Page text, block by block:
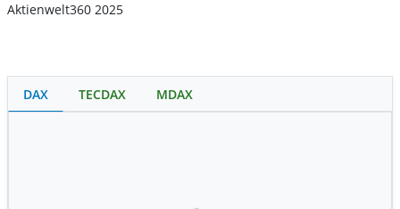
Aktienwelt360 2025
DAX TECDAX MDAX